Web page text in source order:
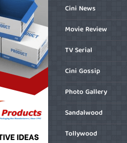
Cini News
Movie Review
TV Serial
Cini Gossip
Photo Gallery
Sandalwood
Tollywood